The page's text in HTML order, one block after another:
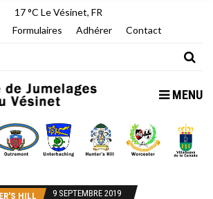
17 °C Le Vésinet, FR
Formulaires Adhérer Contact
MENU
HILL 9 SEPTEMBRE 2019